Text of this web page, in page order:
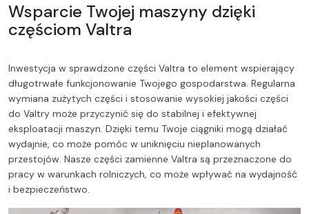
Wsparcie Twojej maszyny dzięki
częściom Valtra
Inwestycja w sprawdzone części Valtra to element wspierający
długotrwałe funkcjonowanie Twojego gospodarstwa. Regularna
wymiana zużytych części i stosowanie wysokiej jakości części
do Valtry może przyczynić się do stabilnej i efektywnej
eksploatacji maszyn. Dzięki temu Twoje ciągniki mogą działać
wydajnie, co może pomóc w uniknięciu nieplanowanych
przestojów. Nasze części zamienne Valtra są przeznaczone do
pracy w warunkach rolniczych, co może wpływać na wydajność
i bezpieczeństwo.